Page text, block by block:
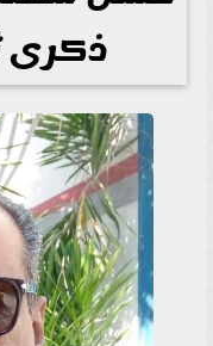
ذكرى